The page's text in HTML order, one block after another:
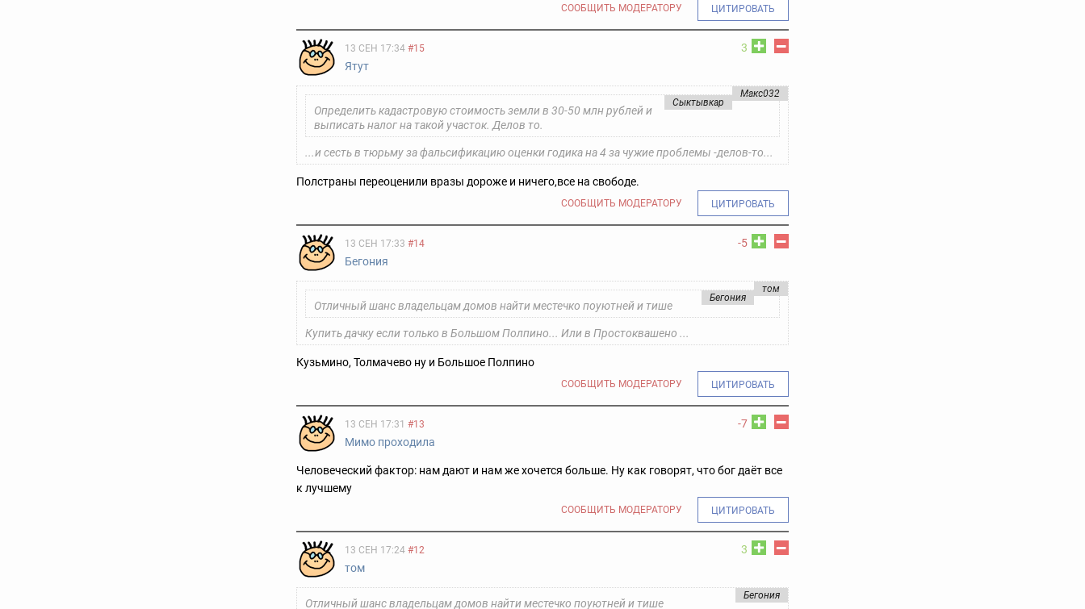
СООБЩИТЬ МОДЕРАТОРУ ЦИТИРОВАТЬ
3
13 СЕН 17:34 #15
Ятут
Макс032
Сыктывкар
Определить кадастровую стоимость земли в 30-50 млн рублей и
выписать налог на такой участок. Делов то.
...и сесть в тюрьму за фальсификацию оценки годика на 4 за чужие проблемы -делов-то...
Полстраны переоценили вразы дороже и ничего,все на свободе.
СООБЩИТЬ МОДЕРАТОРУ ЦИТИРОВАТЬ
-5
13 СЕН 17:33 #14
Бегония
том
Бегония
Отличный шанс владельцам домов найти местечко поуютней и тише
Купить дачку если только в Большом Полпино... Или в Простоквашено ...
Кузьмино, Толмачево ну и Большое Полпино
СООБЩИТЬ МОДЕРАТОРУ ЦИТИРОВАТЬ
-7
13 СЕН 17:31 #13
Мимо проходила
Человеческий фактор: нам дают и нам же хочется больше. Ну как говорят, что бог даёт все
к лучшему
СООБЩИТЬ МОДЕРАТОРУ ЦИТИРОВАТЬ
3
13 СЕН 17:24 #12
том
Бегония
Отличный шанс владельцам домов найти местечко поуютней и тише